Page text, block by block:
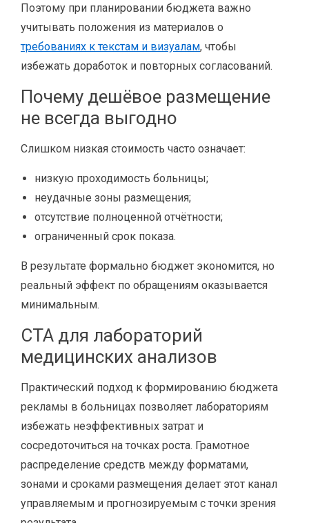
Поэтому при планировании бюджета важно
учитывать положения из материалов о
требованиях к текстам и визуалам, чтобы
избежать доработок и повторных согласований.
Почему дешёвое размещение
не всегда выгодно
Слишком низкая стоимость часто означает:
низкую проходимость больницы;
неудачные зоны размещения;
отсутствие полноценной отчётности;
ограниченный срок показа.
В результате формально бюджет экономится, но
реальный эффект по обращениям оказывается
минимальным.
CTA для лабораторий
медицинских анализов
Практический подход к формированию бюджета
рекламы в больницах позволяет лабораториям
избежать неэффективных затрат и
сосредоточиться на точках роста. Грамотное
распределение средств между форматами,
зонами и сроками размещения делает этот канал
управляемым и прогнозируемым с точки зрения